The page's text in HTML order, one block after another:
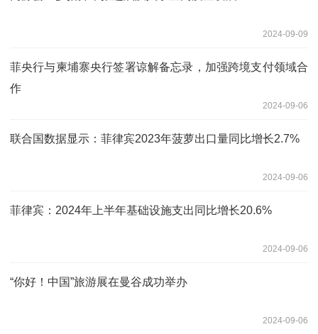
2024-09-09
菲央行与柬埔寨央行签署谅解备忘录，加强跨境支付领域合
作
2024-09-06
联合国数据显示：菲律宾2023年菠萝出口量同比增长2.7%
2024-09-06
菲律宾：2024年上半年基础设施支出同比增长20.6%
2024-09-06
“你好！中国”旅游展在曼谷成功举办
2024-09-06